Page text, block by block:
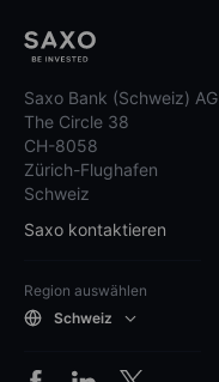
Saxo Bank (Schweiz) AG
The Circle 38
CH-8058
Zürich-Flughafen
Schweiz
Saxo kontaktieren
Region auswählen
Schweiz